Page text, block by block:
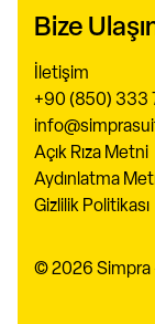
Bize
İletişim
+90 (850) 333
Açık Rıza Metni
Aydınlatma
Gizlilik Politikası
© 2026 Simpra -